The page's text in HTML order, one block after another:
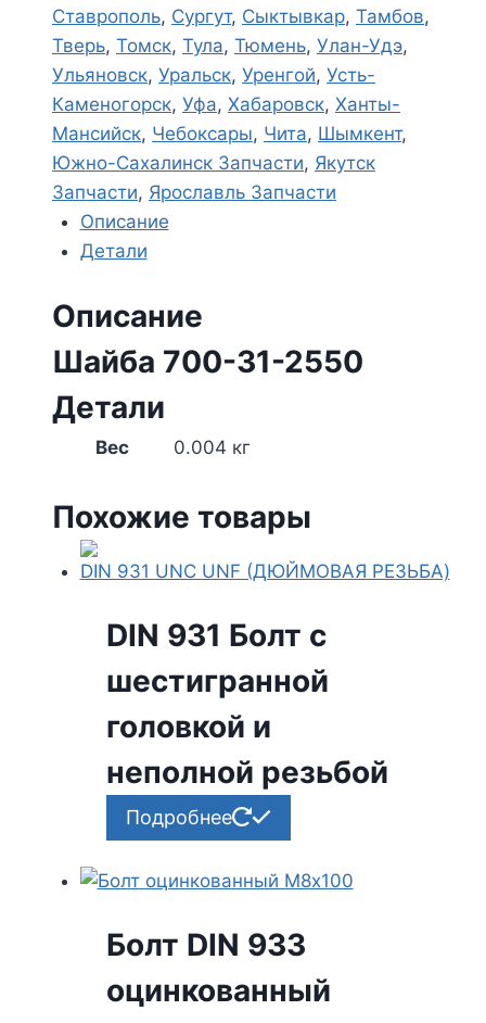
Ставрополь, Сургут, Сыктывкар, Тамбов,
Тверь, Томск, Тула, Тюмень, Улан-Удэ,
Ульяновск, Уральск, Уренгой, Усть-
Каменогорск, Уфа, Хабаровск, Ханты-
Мансийск, Чебоксары, Чита, Шымкент,
Южно-Сахалинск Запчасти, Якутск
Запчасти, Ярославль Запчасти
Описание
Детали
Описание
Шайба 700-31-2550
Детали
Вес 0.004 кг
Похожие товары
DIN 931 Болт с
шестигранной
головкой и
неполной резьбой
Подробнее
Болт DIN 933
оцинкованный